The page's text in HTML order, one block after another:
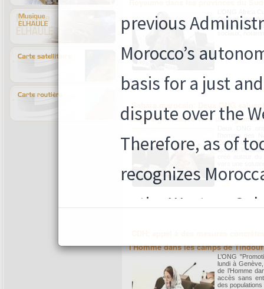
Conseil des
Médiateur du
Sahara marocain: Deux ONG
étape significative vers un
l'homme des
Conseil de
comme la
l'Homme dans les camps de Tindouf
L’ONG
lundi à
de l’Homme
accès sans
des